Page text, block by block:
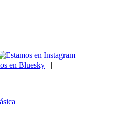
|